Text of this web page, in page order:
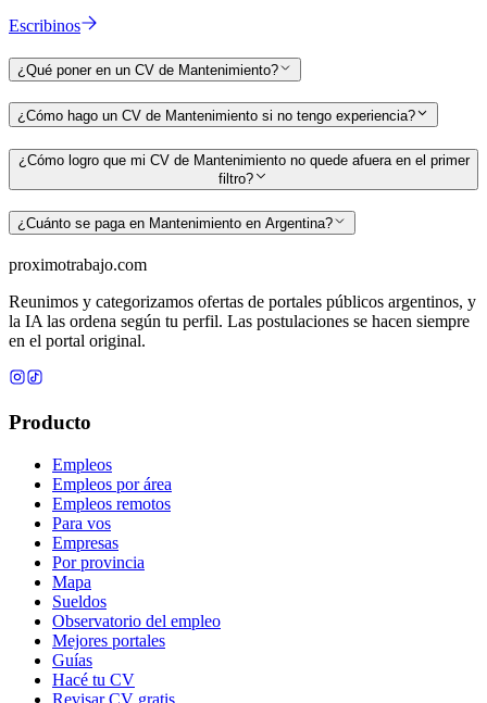
Escribinos
¿Qué poner en un CV de Mantenimiento?
¿Cómo hago un CV de Mantenimiento si no tengo experiencia?
¿Cómo logro que mi CV de Mantenimiento no quede afuera en el primer
filtro?
¿Cuánto se paga en Mantenimiento en Argentina?
proximotrabajo.com
Reunimos y categorizamos ofertas de portales públicos argentinos, y
la IA las ordena según tu perfil. Las postulaciones se hacen siempre
en el portal original.
Producto
Empleos
Empleos por área
Empleos remotos
Para vos
Empresas
Por provincia
Mapa
Sueldos
Observatorio del empleo
Mejores portales
Guías
Hacé tu CV
Revisar CV gratis